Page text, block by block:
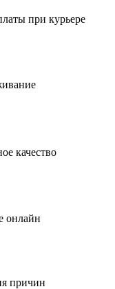
при курьере
качество
онлайн
причин